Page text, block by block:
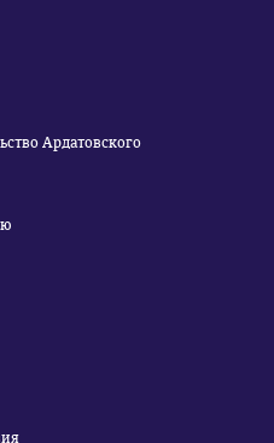
Ардатовского